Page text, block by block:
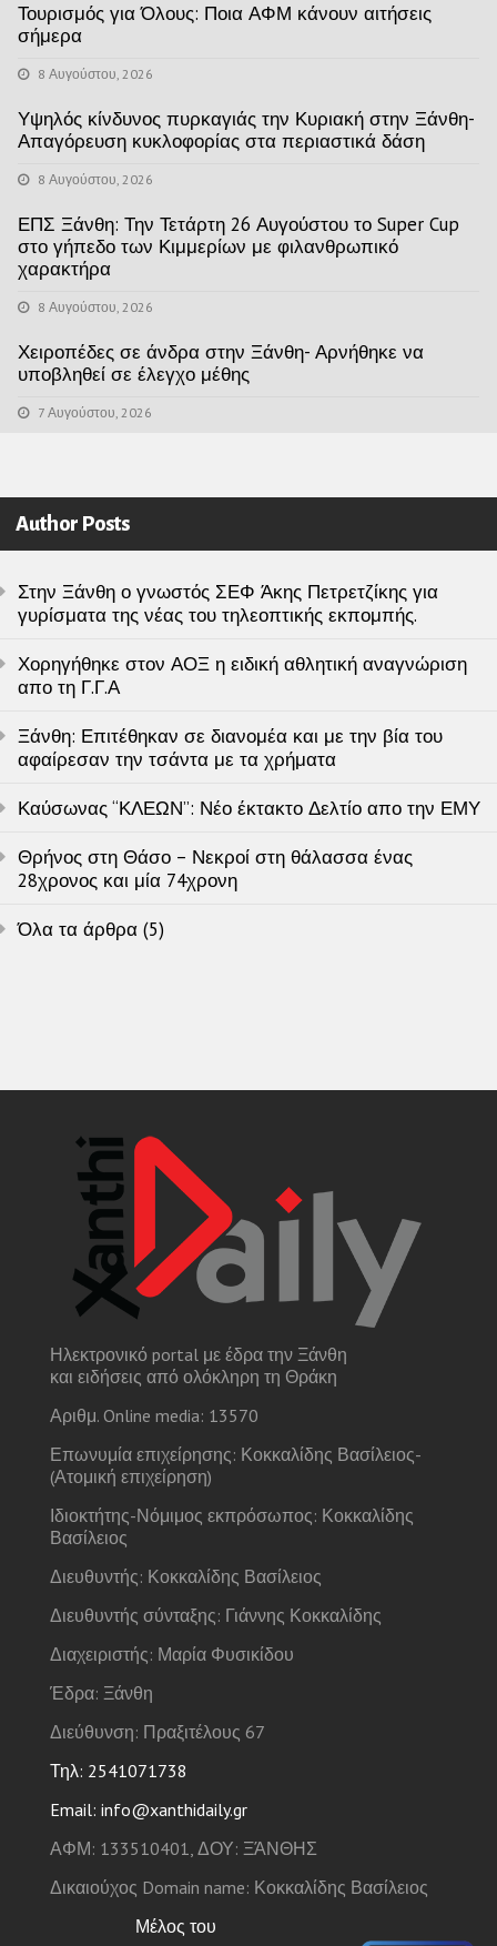
Τουρισμός για Όλους: Ποια ΑΦΜ κάνουν αιτήσεις
σήμερα
8 Αυγούστου, 2026
Υψηλός κίνδυνος πυρκαγιάς την Κυριακή στην Ξάνθη-
Απαγόρευση κυκλοφορίας στα περιαστικά δάση
8 Αυγούστου, 2026
ΕΠΣ Ξάνθη: Την Τετάρτη 26 Αυγούστου το Super Cup
στο γήπεδο των Κιμμερίων με φιλανθρωπικό
χαρακτήρα
8 Αυγούστου, 2026
Χειροπέδες σε άνδρα στην Ξάνθη- Αρνήθηκε να
υποβληθεί σε έλεγχο μέθης
7 Αυγούστου, 2026
Author Posts
Στην Ξάνθη ο γνωστός ΣΕΦ Άκης Πετρετζίκης για
γυρίσματα της νέας του τηλεοπτικής εκπομπής.
Χορηγήθηκε στον ΑΟΞ η ειδική αθλητική αναγνώριση
απο τη Γ.Γ.Α
Ξάνθη: Επιτέθηκαν σε διανομέα και με την βία του
αφαίρεσαν την τσάντα με τα χρήματα
Καύσωνας “ΚΛΕΩΝ”: Νέο έκτακτο Δελτίο απο την ΕΜΥ
Θρήνος στη Θάσο – Νεκροί στη θάλασσα ένας
28χρονος και μία 74χρονη
Όλα τα άρθρα (5)
Ηλεκτρονικό portal με έδρα την Ξάνθη
και ειδήσεις από ολόκληρη τη Θράκη
Αριθμ. Online media: 13570
Επωνυμία επιχείρησης: Κοκκαλίδης Βασίλειος-
(Ατομική επιχείρηση)
Ιδιοκτήτης-Νόμιμος εκπρόσωπος: Κοκκαλίδης
Βασίλειος
Διευθυντής: Κοκκαλίδης Βασίλειος
Διευθυντής σύνταξης: Γιάννης Κοκκαλίδης
Διαχειριστής: Μαρία Φυσικίδου
Έδρα: Ξάνθη
Διεύθυνση: Πραξιτέλους 67
Τηλ: 2541071738
Email: info@xanthidaily.gr
ΑΦΜ: 133510401, ΔΟΥ: ΞΆΝΘΗΣ
Δικαιούχος Domain name: Κοκκαλίδης Βασίλειος
Μέλος του